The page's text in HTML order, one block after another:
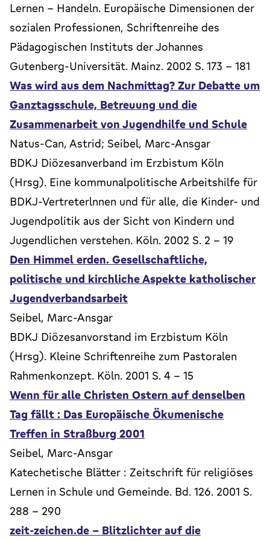
Lernen - Handeln. Europäische Dimensionen der
sozialen Professionen, Schriftenreihe des
Pädagogischen Instituts der Johannes
Gutenberg-Universität. Mainz. 2002 S. 173 - 181
Was wird aus dem Nachmittag? Zur Debatte um
Ganztagsschule, Betreuung und die
Zusammenarbeit von Jugendhilfe und Schule
Natus-Can, Astrid; Seibel, Marc-Ansgar
BDKJ Diözesanverband im Erzbistum Köln
(Hrsg). Eine kommunalpolitische Arbeitshilfe für
BDKJ-Vertreterlnnen und für alle, die Kinder- und
Jugendpolitik aus der Sicht von Kindern und
Jugendlichen verstehen. Köln. 2002 S. 2 - 19
Den Himmel erden. Gesellschaftliche,
politische und kirchliche Aspekte katholischer
Jugendverbandsarbeit
Seibel, Marc-Ansgar
BDKJ Diözesanvorstand im Erzbistum Köln
(Hrsg). Kleine Schriftenreihe zum Pastoralen
Rahmenkonzept. Köln. 2001 S. 4 - 15
Wenn für alle Christen Ostern auf denselben
Tag fällt : Das Europäische Ökumenische
Treffen in Straßburg 2001
Seibel, Marc-Ansgar
Katechetische Blätter : Zeitschrift für religiöses
Lernen in Schule und Gemeinde. Bd. 126. 2001 S.
288 - 290
zeit-zeichen.de - Blitzlichter auf die